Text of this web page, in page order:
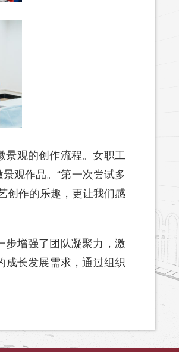
景观的创作流程。女职工
观作品。“第一次尝试多
创作的乐趣，更让我们感
步增强了团队凝聚力，激
成长发展需求，通过组织